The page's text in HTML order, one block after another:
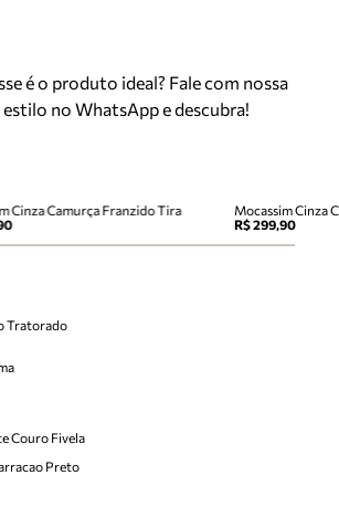
é o produto ideal? Fale com nossa
no WhatsApp e descubra!
Cinza Camurça Franzido Tira
Mocassim Cinza
R$ 299,90
Tratorado
Couro Fivela
Preto